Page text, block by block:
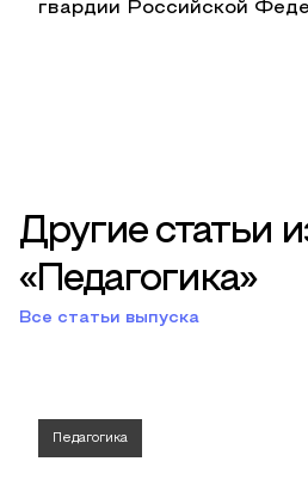
гвардии Российской
Другие статьи
«Педагогика»
Все статьи выпуска
Педагогика